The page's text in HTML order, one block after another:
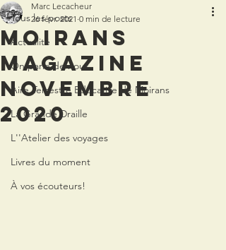
Tous les posts
Actualité
On parle de nous
Aire Terrestre Educative de Moirans
La Grande Draille
L''Atelier des voyages
Livres du moment
À vos écouteurs!
Moirans
Magazine
novembre
2020
Marc Lecacheur
26 févr. 2021 0 min de lecture